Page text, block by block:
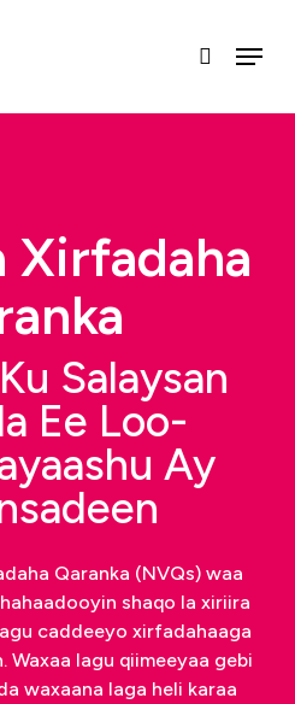
raadinta
Menu
Salaysan
Ee Loo-
Ay
Qaranka (NVQs) waa
shaqo la xiriira
caddeeyo xirfadahaaga
Waxaa lagu qiimeeyaa gebi
waxaana laga heli karaa